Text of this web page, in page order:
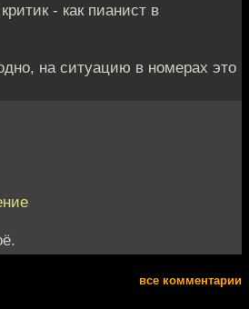
- как пианист в
на ситуацию в номерах это
все комментарии